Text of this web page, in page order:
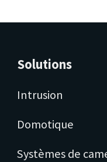
Solutions
Intrusion
Domotique
Systèmes de